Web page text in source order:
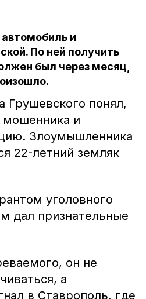
и
По ней получить
был через месяц,
Грушевского понял,
мошенника и
Злоумышленника
22-летний земляк
уголовного
дал признательные
он не
а
в Ставрополь, где